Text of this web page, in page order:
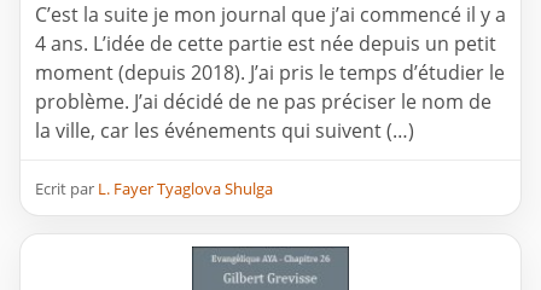
C’est la suite je mon journal que j’ai commencé il y a
4 ans. L’idée de cette partie est née depuis un petit
moment (depuis 2018). J’ai pris le temps d’étudier le
problème. J’ai décidé de ne pas préciser le nom de
la ville, car les événements qui suivent (…)
Ecrit par L. Fayer Tyaglova Shulga